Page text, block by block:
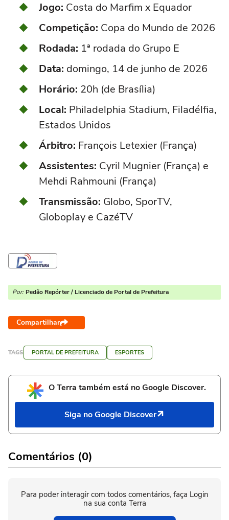
Jogo: Costa do Marfim x Equador
Competição: Copa do Mundo de 2026
Rodada: 1ª rodada do Grupo E
Data: domingo, 14 de junho de 2026
Horário: 20h (de Brasília)
Local: Philadelphia Stadium, Filadélfia,
Estados Unidos
Árbitro: François Letexier (França)
Assistentes: Cyril Mugnier (França) e
Mehdi Rahmouni (França)
Transmissão: Globo, SporTV,
Globoplay e CazéTV
Por: Pedão Repórter / Licenciado de Portal de Prefeitura
Compartilhar
TAGS PORTAL DE PREFEITURA ESPORTES
O Terra também está no Google Discover.
Siga no Google Discover
Comentários (0)
Para poder interagir com todos comentários, faça Login
na sua conta Terra